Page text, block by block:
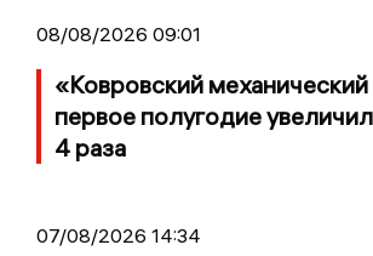
08/08/2026 09:01
«Ковровский механический
первое полугодие
4 раза
07/08/2026 14:34